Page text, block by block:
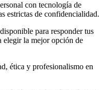
con tecnología de
estrictas de confidencialidad.
para responder tus
elegir la mejor opción de
ética y profesionalismo en